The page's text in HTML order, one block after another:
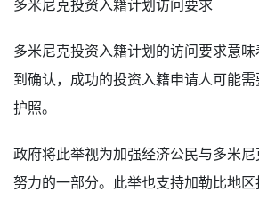
多米尼克投资入籍计划访问要求
多米尼克投资入籍计划的访问要求意
到确认，成功的投资入籍申请人可能
护照。
政府将此举视为加强经济公民与多米
努力的一部分。此举也支持加勒比地